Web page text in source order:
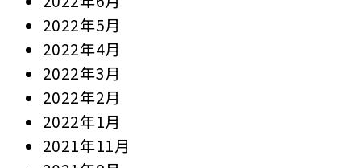
2022年5月
2022年4月
2022年3月
2022年2月
2022年1月
2021年11月